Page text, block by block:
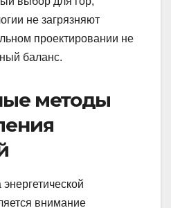
не загрязняют
проектировании не
баланс.
методы
внимание